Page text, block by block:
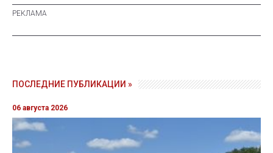
ПОСЛЕДНИЕ ПУБЛИКАЦИИ »
06 августа 2026